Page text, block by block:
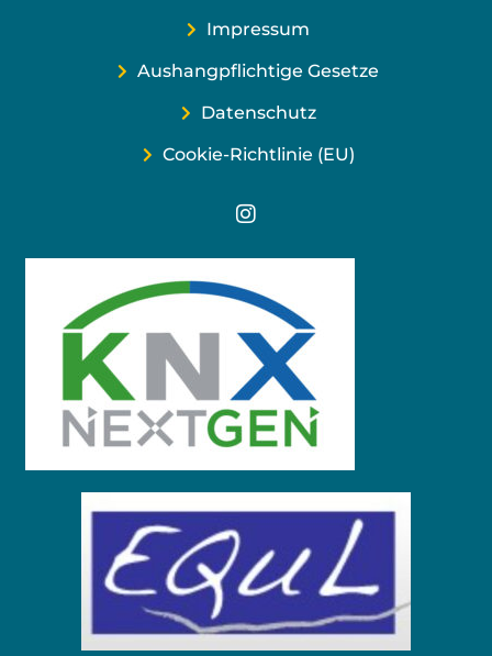
Impressum
Aushangpflichtige Gesetze
Datenschutz
Cookie-Richtlinie (EU)